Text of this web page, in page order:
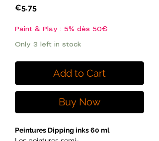
€5.75Price
Paint & Play : 5% dès 50€
Only 3 left in stock
Add to Cart
Buy Now
Peintures Dipping inks 60 ml